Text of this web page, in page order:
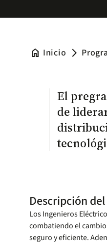
home Inicio arrow_forward_ios
El
de
Descripción
Los Ingenieros
combatiendo el
seguro y eficiente.